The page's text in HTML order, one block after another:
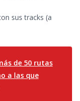
sus tracks (a
de 50 rutas
a las que